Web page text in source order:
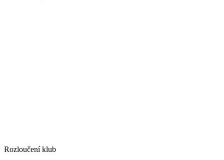
Rozloučení klub